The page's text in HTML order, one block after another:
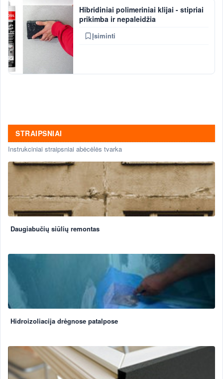
Hibridiniai polimeriniai klijai - stipriai
prikimba ir nepaleidžia
Įsiminti
STRAIPSNIAI
Instrukciniai straipsniai abėcėlės tvarka
Daugiabučių siūlių remontas
Hidroizoliacija drėgnose patalpose